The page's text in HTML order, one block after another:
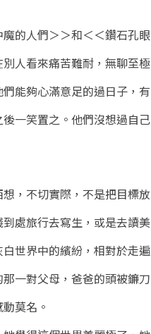
的人們＞＞和＜＜鑽石孔眼
人看來痛苦難耐，無聊至極
能夠心滿意足的過日子，有
一笑置之。他們沒想過自己
，不切實際，不是把目標放
處旅行去寫生，或是去讀美
世界中的繽紛，相對於走遍
一對父母，爸爸的頭被鐮刀
莫名。